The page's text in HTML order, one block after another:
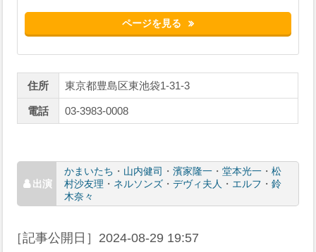
ページを見る
住所 東京都豊島区東池袋1-31-3
電話 03-3983-0008
かまいたち ・ 山内健司 ・ 濱家隆一・ 堂本光一・ 松
村沙友理 ・ ネルソンズ・ デヴィ夫人 ・ エルフ ・ 鈴
木奈々
［記事公開日］ 2024-08-29 19:57